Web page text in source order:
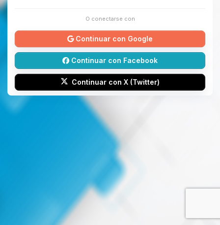
O conectarse con
Continuar con Google
Continuar con Facebook
Continuar con X (Twitter)